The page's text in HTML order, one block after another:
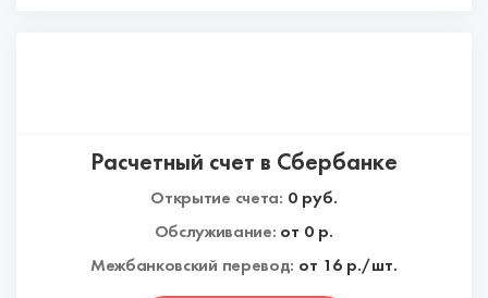
Расчетный счет в Сбербанке
Открытие счета: 0руб.
Обслуживание: от 0 р.
Межбанковский перевод: от 16 р./шт.